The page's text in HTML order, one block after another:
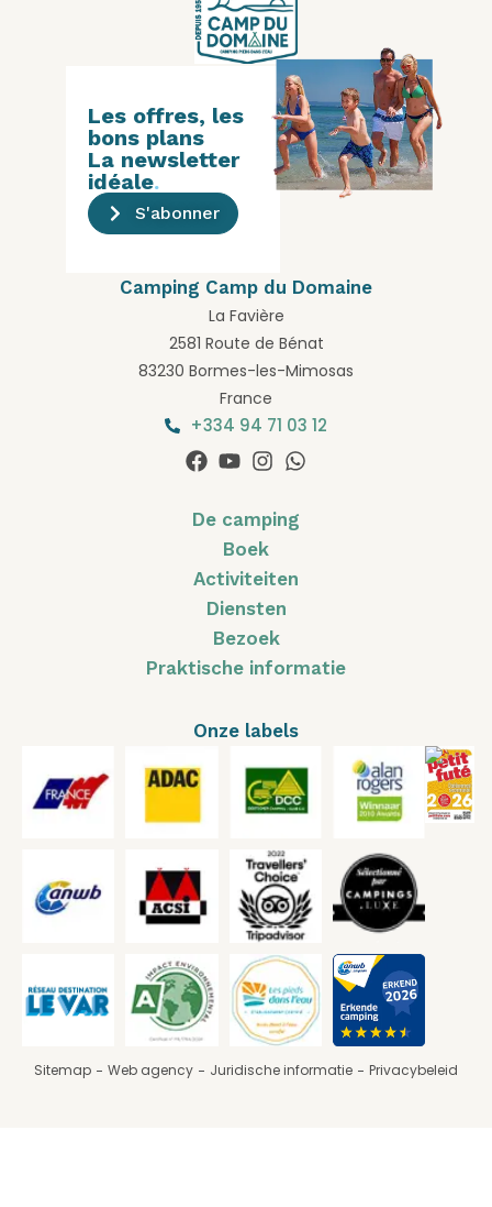
Camping Camp du Domaine
La Favière
2581 Route de Bénat
83230 Bormes-les-Mimosas
France
+334 94 71 03 12
Les offres, les
bons plans
La newsletter
idéale.
S'abonner
De camping
Boek
Activiteiten
Diensten
Bezoek
Praktische informatie
Onze labels
Sitemap Web agency Juridische informatie Privacybeleid